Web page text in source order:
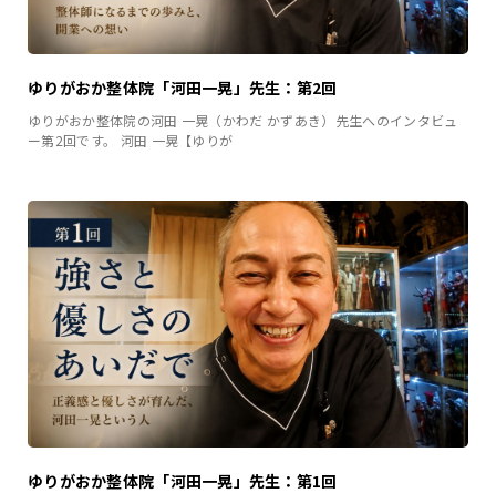
ゆりがおか整体院「河田一晃」先生：第2回
ゆりがおか整体院の河田 一晃（かわだ かずあき）先生へのインタビュ
ー第2回です。 河田 一晃【ゆりが
ゆりがおか整体院「河田一晃」先生：第1回